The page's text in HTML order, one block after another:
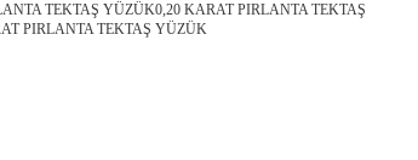
TEKTAŞ YÜZÜK0,20 KARAT PIRLANTA TEKTAŞ
PIRLANTA TEKTAŞ YÜZÜK